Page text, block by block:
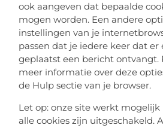
ook aangeven dat bepaalde
mogen worden. Een andere
instellingen van je
passen dat je iedere keer dat
geplaatst een bericht ontvangt.
meer informatie over deze
de Hulp sectie van je browser.
Let op: onze site werkt
alle cookies zijn uitgeschakeld.